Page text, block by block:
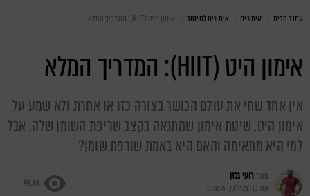
You are here:
עמוד הבית אימונים אימונים לחיטוב אימון היט (HIIT): המדריך המלא
אימון היט (HIIT): המדריך המלא
אין אחד שחי את עולם הכושר בצורה כזו או אחרת ולא שמע על
אימון היט. שיטת אימון שמתגאה בקצב שריפת השומן שלה, אבל
למי היא מתאימה והאם היא באמת שורפת שומן?
מאתרועי גלזן
עודכן לפנילפני 6 שנים 93.3k